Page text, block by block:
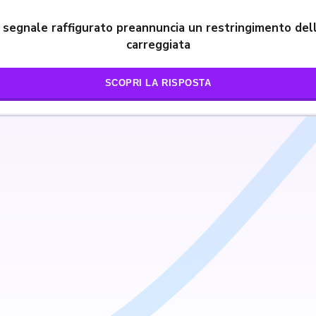
raffigurato preannuncia un restringimento
carreggiata
SCOPRI LA RISPOSTA